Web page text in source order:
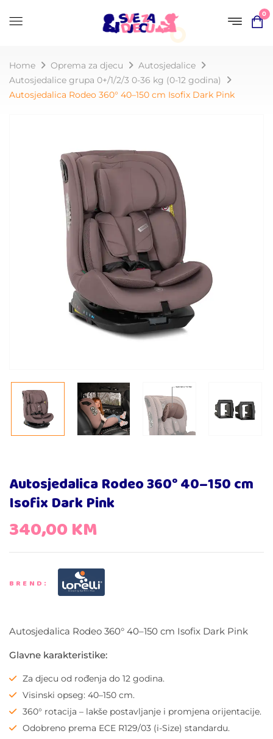
0
Home Oprema za djecu
Autosjedalice
Autosjedalice grupa 0+/1/2/3 0-36 kg (0-12 godina)
Autosjedalica Rodeo 360° 40–150 cm Isofix Dark Pink
Autosjedalica Rodeo 360° 40–150 cm
Isofix Dark Pink
340,00KM
BREND:
Autosjedalica Rodeo 360° 40–150 cm Isofix Dark Pink
Glavne karakteristike:
Za djecu od rođenja do 12 godina.
Visinski opseg: 40–150 cm.
360° rotacija – lakše postavljanje i promjena orijentacije.
Odobreno prema ECE R129/03 (i-Size) standardu.